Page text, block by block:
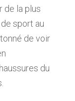
de la plus
sport au
de voir
du